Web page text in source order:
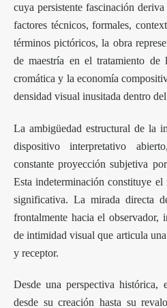
cuya persistente fascinación
factores técnicos, formales,
términos pictóricos, la obra
de maestría en el tratamiento
cromática y la economía
densidad visual inusitada dentro
La ambigüedad estructural de la
dispositivo interpretativo
constante proyección subjetiva
Esta indeterminación constituye el
significativa. La mirada directa
frontalmente hacia el observador,
de intimidad visual que articula
y receptor.
Desde una perspectiva histórica,
desde su creación hasta su